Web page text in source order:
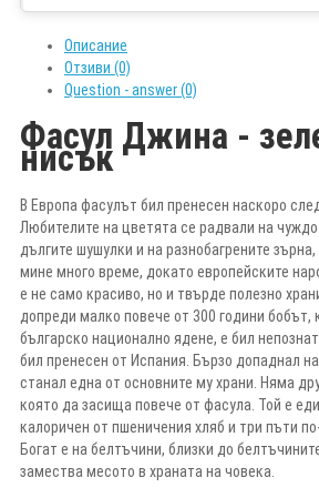
Описание
Отзиви (0)
Question - answer (0)
Фасул Джина -
нисък
В Европа фасулът бил пренесен наскоро
Любителите на цветята се радвали на
дългите шушулки и на разнобагрените
мине много време, докато европейските
е не само красиво, но и твърде полезно
допреди малко повече от 300 години бобът,
българско национално ядене, е бил
бил пренесен от Испания. Бързо допаднал
станал една от основните му храни. Няма
която да засища повече от фасула. Той е
калоричен от пшеничения хляб и три пъти
Богат е на белтъчини, близки до
замества месото в храната на човека.